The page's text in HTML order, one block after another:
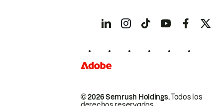
© 2026 Semrush Holdings.Todos los